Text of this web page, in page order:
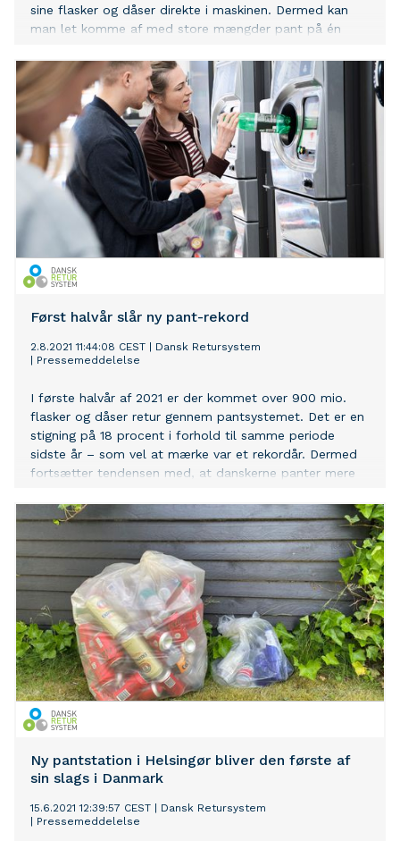
sine flasker og dåser direkte i maskinen. Dermed kan
man let komme af med store mængder pant på én
stedet, så der er plads til meget mere – og man får
pant-pengene ind på sin konto med det samme.
Først halvår slår ny pant-rekord
2.8.2021 11:44:08 CEST
Dansk Retursystem
Pressemeddelelse
I første halvår af 2021 er der kommet over 900 mio.
flasker og dåser retur gennem pantsystemet. Det er en
stigning på 18 procent i forhold til samme periode
sidste år – som vel at mærke var et rekordår. Dermed
fortsætter tendensen med, at danskerne panter mere
Ny pantstation i Helsingør bliver den første af
sin slags i Danmark
15.6.2021 12:39:57 CEST
Dansk Retursystem
Pressemeddelelse